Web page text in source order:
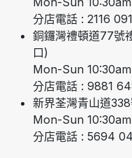
分店電話 : 2116
銅鑼灣禮頓道77號
口)
Mon-Sun
分店電話 : 9881
新界荃灣青山道
Mon-Sun
分店電話 : 5694